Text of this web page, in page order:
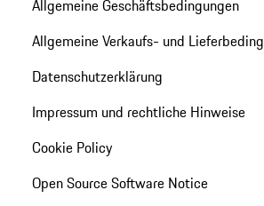
Allgemeine Geschäftsbedingungen
Allgemeine Verkaufs- und
Datenschutzerklärung
Impressum und rechtliche Hinweise
Cookie Policy
Open Source Software Notice